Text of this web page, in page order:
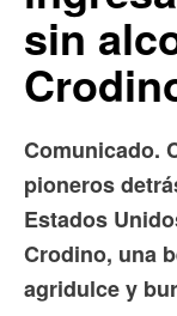
sin
Comunicado.
pioneros
Estados
Crodino, una
agridulce y